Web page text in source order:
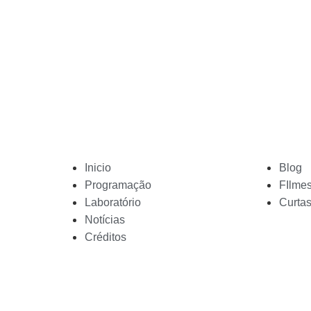
Inicio
Programação
Laboratório
Notícias
Créditos
Blog
Curtas